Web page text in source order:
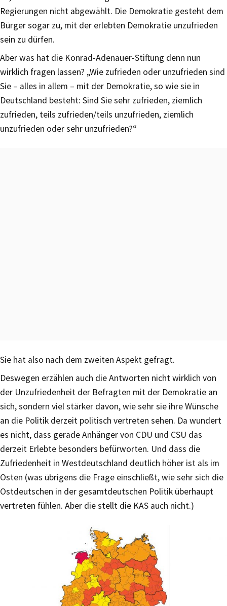
Regierungen nicht abgewählt. Die Demokratie gesteht dem
Bürger sogar zu, mit der erlebten Demokratie unzufrieden
sein zu dürfen.
Aber was hat die Konrad-Adenauer-Stiftung denn nun
wirklich fragen lassen? „Wie zufrieden oder unzufrieden sind
Sie – alles in allem – mit der Demokratie, so wie sie in
Deutschland besteht: Sind Sie sehr zufrieden, ziemlich
zufrieden, teils zufrieden/teils unzufrieden, ziemlich
unzufrieden oder sehr unzufrieden?“
Sie hat also nach dem zweiten Aspekt gefragt.
Deswegen erzählen auch die Antworten nicht wirklich von
der Unzufriedenheit der Befragten mit der Demokratie an
sich, sondern viel stärker davon, wie sehr sie ihre Wünsche
an die Politik derzeit politisch vertreten sehen. Da wundert
es nicht, dass gerade Anhänger von CDU und CSU das
derzeit Erlebte besonders befürworten. Und dass die
Zufriedenheit in Westdeutschland deutlich höher ist als im
Osten (was übrigens die Frage einschließt, wie sehr sich die
Ostdeutschen in der gesamtdeutschen Politik überhaupt
vertreten fühlen. Aber die stellt die KAS auch nicht.)